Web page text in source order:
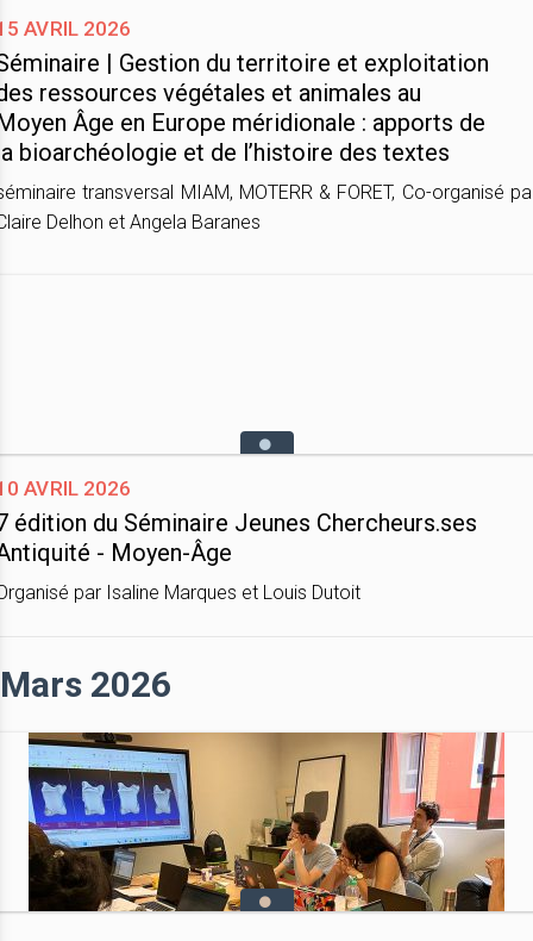
avril 2026
| Gestion du territoire et exploitation
ressources végétales et animales au
Âge en Europe méridionale : apports de
bioarchéologie et de l’histoire des textes
transversal MIAM, MOTERR & FORET, Co-organisé
Delhon et Angela Baranes
avril 2026
édition du Séminaire Jeunes Chercheurs.ses
- Moyen-Âge
par Isaline Marques et Louis Dutoit
Mars 2026